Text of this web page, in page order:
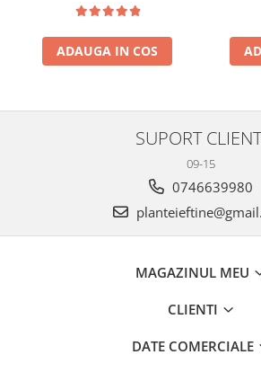
ADAUGA IN COS
SUPORT
09-15
0746639980
MAGAZINUL MEU
CLIENTI
DATE COMERCIALE